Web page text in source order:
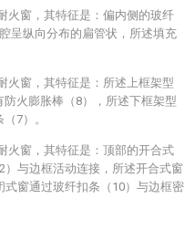
火窗，其特征是：偏内侧的玻纤
呈纵向分布的扁管状，所述填充
火窗，其特征是：所述上框架型
火膨胀棒（8），所述下框架型
7）。
火窗，其特征是：顶部的开合式
与边框活动连接，所述开合式窗
窗通过玻纤扣条（10）与边框密